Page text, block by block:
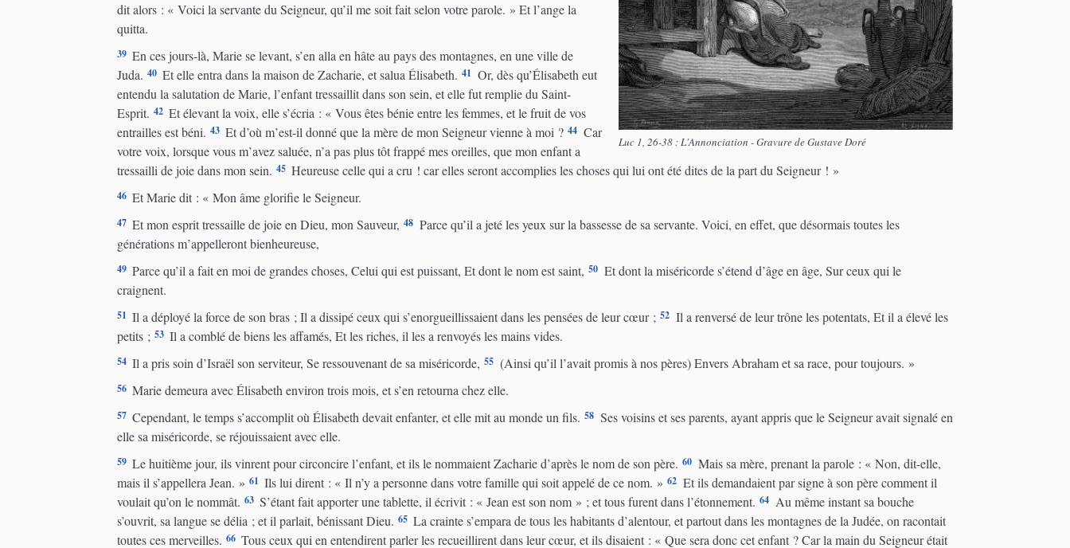
Luc 1, 26-38 : L'Annonciation - Gravure de Gustave Doré
dit alors : « Voici la servante du Seigneur, qu’il me soit fait selon votre parole. » Et l’ange la
quitta.
39 En ces jours-là, Marie se levant, s’en alla en hâte au pays des montagnes, en une ville de
Juda. 40 Et elle entra dans la maison de Zacharie, et salua Élisabeth. 41 Or, dès qu’Élisabeth eut
entendu la salutation de Marie, l’enfant tressaillit dans son sein, et elle fut remplie du Saint-
Esprit. 42 Et élevant la voix, elle s’écria : « Vous êtes bénie entre les femmes, et le fruit de vos
entrailles est béni. 43 Et d’où m’est-il donné que la mère de mon Seigneur vienne à moi ? 44 Car
votre voix, lorsque vous m’avez saluée, n’a pas plus tôt frappé mes oreilles, que mon enfant a
tressailli de joie dans mon sein. 45 Heureuse celle qui a cru ! car elles seront accomplies les choses qui lui ont été dites de la part du Seigneur ! »
46 Et Marie dit : « Mon âme glorifie le Seigneur.
47 Et mon esprit tressaille de joie en Dieu, mon Sauveur, 48 Parce qu’il a jeté les yeux sur la bassesse de sa servante. Voici, en effet, que désormais toutes les
générations m’appelleront bienheureuse,
49 Parce qu’il a fait en moi de grandes choses, Celui qui est puissant, Et dont le nom est saint, 50 Et dont la miséricorde s’étend d’âge en âge, Sur ceux qui le
craignent.
51 Il a déployé la force de son bras ; Il a dissipé ceux qui s’enorgueillissaient dans les pensées de leur cœur ; 52 Il a renversé de leur trône les potentats, Et il a élevé les
petits ; 53 Il a comblé de biens les affamés, Et les riches, il les a renvoyés les mains vides.
54 Il a pris soin d’Israël son serviteur, Se ressouvenant de sa miséricorde, 55 (Ainsi qu’il l’avait promis à nos pères) Envers Abraham et sa race, pour toujours. »
56 Marie demeura avec Élisabeth environ trois mois, et s’en retourna chez elle.
57 Cependant, le temps s’accomplit où Élisabeth devait enfanter, et elle mit au monde un fils. 58 Ses voisins et ses parents, ayant appris que le Seigneur avait signalé en
elle sa miséricorde, se réjouissaient avec elle.
59 Le huitième jour, ils vinrent pour circoncire l’enfant, et ils le nommaient Zacharie d’après le nom de son père. 60 Mais sa mère, prenant la parole : « Non, dit-elle,
mais il s’appellera Jean. » 61 Ils lui dirent : « Il n’y a personne dans votre famille qui soit appelé de ce nom. » 62 Et ils demandaient par signe à son père comment il
voulait qu’on le nommât. 63 S’étant fait apporter une tablette, il écrivit : « Jean est son nom » ; et tous furent dans l’étonnement. 64 Au même instant sa bouche
s’ouvrit, sa langue se délia ; et il parlait, bénissant Dieu. 65 La crainte s’empara de tous les habitants d’alentour, et partout dans les montagnes de la Judée, on racontait
toutes ces merveilles. 66 Tous ceux qui en entendirent parler les recueillirent dans leur cœur, et ils disaient : « Que sera donc cet enfant ? Car la main du Seigneur était